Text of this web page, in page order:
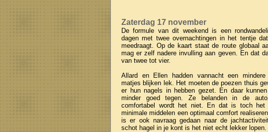
Zaterdag 17 november
De formule van dit weekend is een
dagen met twee overnachtingen in het tentje
meedraagt. Op de kaart staat de route globaal
mag er zelf nadere invulling aan geven. En dat
van twee tot vier.
Allard en Ellen hadden vannacht een mindere
matjes blijken lek. Het moeten de poezen thuis
er hun nagels in hebben gezet. En daar
minder goed tegen. Ze belanden in de
comfortabel wordt het niet. En dat is toch het
minimale middelen een optimaal comfort
is er ook navraag gedaan naar de
schot hagel in je kont is het niet echt lekker lopen.